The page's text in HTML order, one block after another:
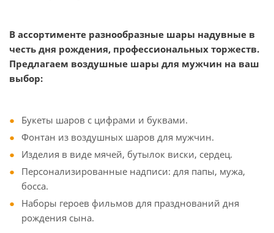
В ассортименте разнообразные шары надувные в
честь дня рождения, профессиональных торжеств.
Предлагаем воздушные шары для мужчин на ваш
выбор:
Букеты шаров с цифрами и буквами.
Фонтан из воздушных шаров для мужчин.
Изделия в виде мячей, бутылок виски, сердец.
Персонализированные надписи: для папы, мужа,
босса.
Наборы героев фильмов для празднований дня
рождения сына.